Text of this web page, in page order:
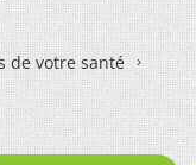
de votre santé